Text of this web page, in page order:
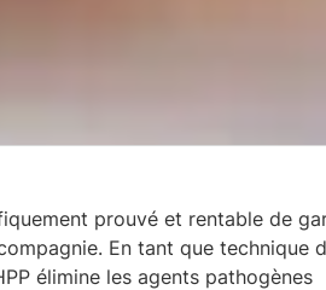
prouvé et rentable de
En tant que technique
élimine les agents pathogènes